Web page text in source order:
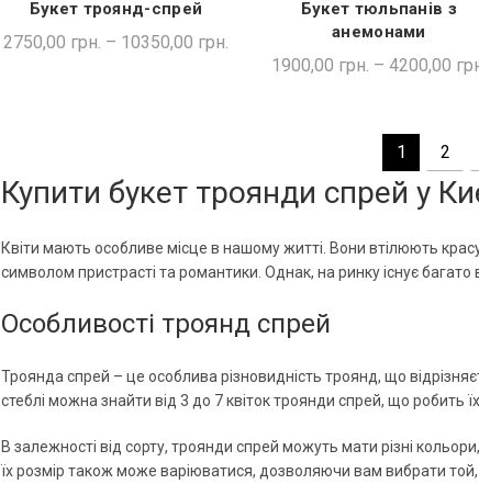
ШВИДКА ПОКУПКА
Букет троянд-спрей
2750,00 грн. – 10350,00 грн.
ШВИДКА ПОКУПКА
Букет тюльпанів з
анемонами
1900,00 грн. – 4200,00
1 2
Купити букет троянди спрей у
Квіти мають особливе місце в нашому житті. Вони втілюють
символом пристрасті та романтики. Однак, на ринку існує
Особливості троянд спрей
Троянда спрей – це особлива різновидність троянд, що
стеблі можна знайти від 3 до 7 квіток троянди спрей, що робить
В залежності від сорту, троянди спрей можуть мати різні
їх розмір також може варіюватися, дозволяючи вам вибрати